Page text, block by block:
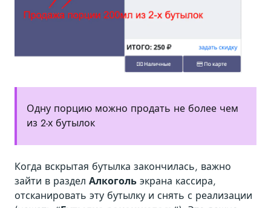
Одну порцию можно продать не более чем
из 2-х бутылок
Когда вскрытая бутылка закончилась, важно
зайти в раздел Алкоголь экрана кассира,
отсканировать эту бутылку и снять с реализации